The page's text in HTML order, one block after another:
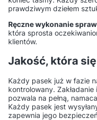
Jakie akcesoria warto
Jakie wkładki pomogą
Czy można używać tego
samego impregnatu do
prawdziwym dziełem
Ręczne wykonanie
która sprosta
klientów.
Jakość, która
Każdy pasek już w fazie
kontrolowany.
pozwala na pełną,
Każdy pasek jest
zapewnia jego